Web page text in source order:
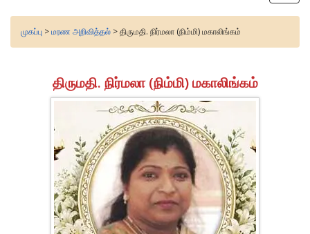
முகப்பு >மரண அறிவித்தல் > திருமதி. நிர்மலா (நிம்மி) மகாலிங்கம்
திருமதி. நிர்மலா (நிம்மி) மகாலிங்கம்